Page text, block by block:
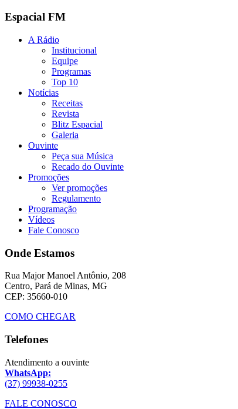
Espacial FM
A Rádio
Institucional
Equipe
Programas
Top 10
Notícias
Receitas
Revista
Blitz Espacial
Galeria
Ouvinte
Peça sua Música
Recado do Ouvinte
Promoções
Ver promoções
Regulamento
Programação
Vídeos
Fale Conosco
Onde Estamos
Rua Major Manoel Antônio, 208
Centro, Pará de Minas, MG
CEP: 35660-010
COMO CHEGAR
Telefones
Atendimento a ouvinte
WhatsApp:
(37) 99938-0255
FALE CONOSCO